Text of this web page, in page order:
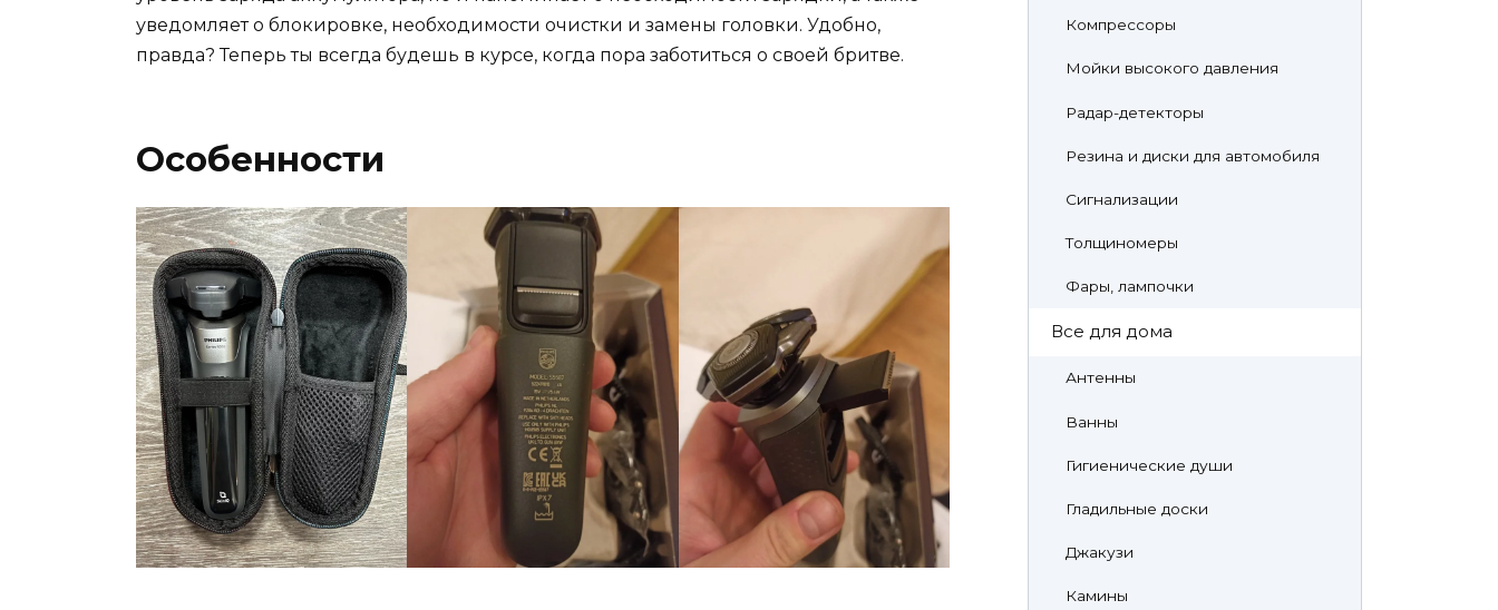
уведомляет о блокировке, необходимости очистки и замены головки. Удобно,
правда? Теперь ты всегда будешь в курсе, когда пора заботиться о своей бритве.
Особенности
Компрессоры
Мойки высокого давления
Радар-детекторы
Резина и диски для автомобиля
Сигнализации
Толщиномеры
Фары, лампочки
Все для дома
Антенны
Ванны
Гигиенические души
Гладильные доски
Джакузи
Камины